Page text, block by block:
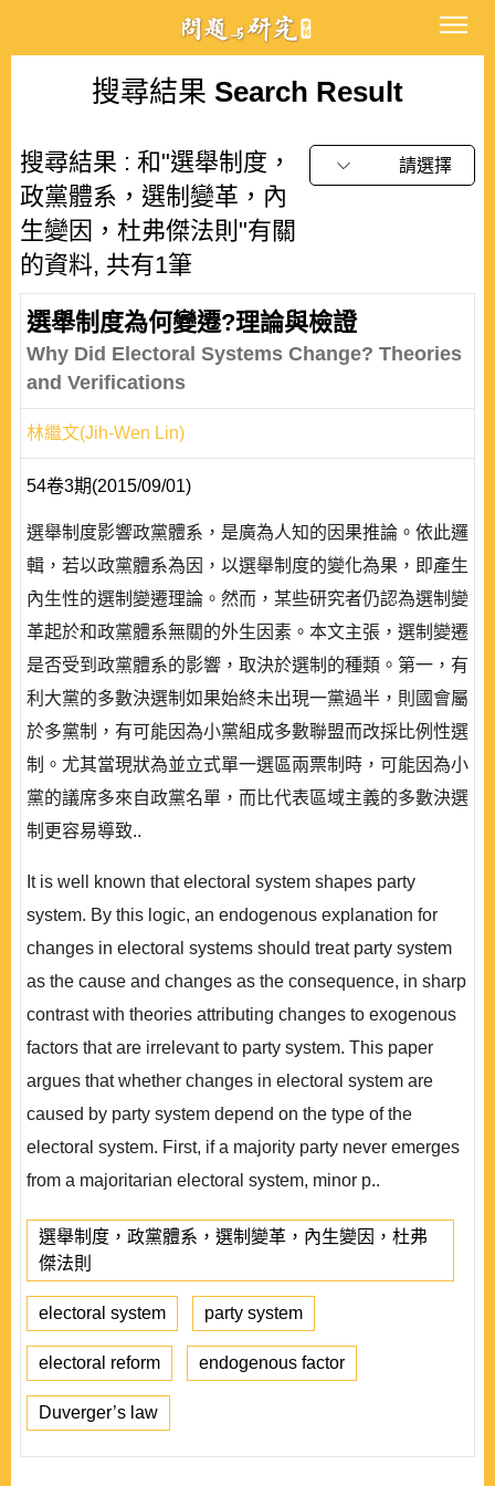
搜尋結果 Search Result
搜尋結果 : 和"選舉制度，
政黨體系，選制變革，內
生變因，杜弗傑法則"有關
的資料, 共有1筆
請選擇
選舉制度為何變遷?理論與檢證
Why Did Electoral Systems Change? Theories
and Verifications
林繼文(Jih-Wen Lin)
54卷3期(2015/09/01)
選舉制度影響政黨體系，是廣為人知的因果推論。依此邏
輯，若以政黨體系為因，以選舉制度的變化為果，即產生
內生性的選制變遷理論。然而，某些研究者仍認為選制變
革起於和政黨體系無關的外生因素。本文主張，選制變遷
是否受到政黨體系的影響，取決於選制的種類。第一，有
利大黨的多數決選制如果始終未出現一黨過半，則國會屬
於多黨制，有可能因為小黨組成多數聯盟而改採比例性選
制。尤其當現狀為並立式單一選區兩票制時，可能因為小
黨的議席多來自政黨名單，而比代表區域主義的多數決選
制更容易導致..
It is well known that electoral system shapes party
system. By this logic, an endogenous explanation for
changes in electoral systems should treat party system
as the cause and changes as the consequence, in sharp
contrast with theories attributing changes to exogenous
factors that are irrelevant to party system. This paper
argues that whether changes in electoral system are
caused by party system depend on the type of the
electoral system. First, if a majority party never emerges
from a majoritarian electoral system, minor p..
選舉制度，政黨體系，選制變革，內生變因，杜弗
傑法則
electoral system party system
electoral reform endogenous factor
Duverger’s law